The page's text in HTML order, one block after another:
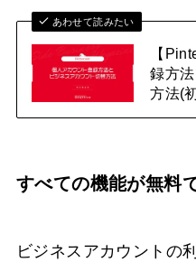
あわせて読みたい
【
録方
方法(
すべての機能が無料
ビジネスアカウントの